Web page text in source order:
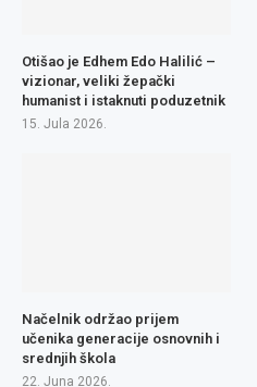
Otišao je Edhem Edo Halilić –
vizionar, veliki žepački
humanist i istaknuti poduzetnik
15. Jula 2026.
Načelnik održao prijem
učenika generacije osnovnih i
srednjih škola
22. Juna 2026.